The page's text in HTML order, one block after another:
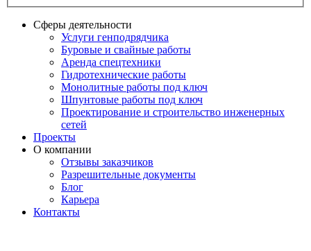
Сферы деятельности
Услуги генподрядчика
Буровые и свайные работы
Аренда спецтехники
Гидротехнические работы
Монолитные работы под ключ
Шпунтовые работы под ключ
Проектирование и строительство инженерных
сетей
Проекты
О компании
Отзывы заказчиков
Разрешительные документы
Блог
Карьера
Контакты